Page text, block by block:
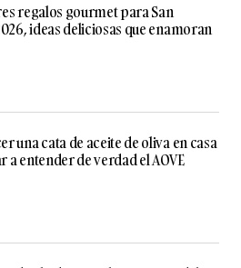
regalos gourmet para San
ideas deliciosas que enamoran
una cata de aceite de oliva en casa
a entender de verdad el AOVE